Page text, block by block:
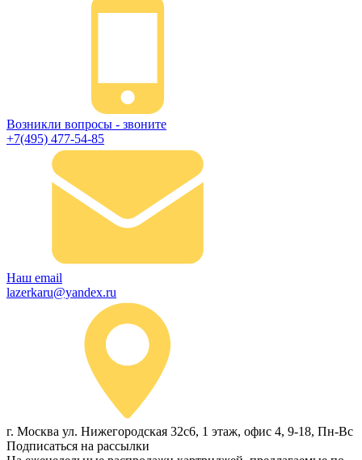
Возникли вопросы - звоните
+7(495) 477-54-85
Наш email
lazerkaru@yandex.ru
г. Москва ул. Нижегородская 32с6, 1 этаж, офис 4, 9-18, Пн-Вс
Подписаться на рассылки